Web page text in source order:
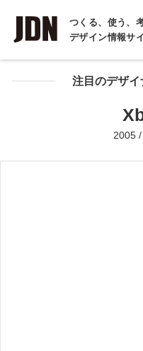
つくる、使う、
デザイン情報サ
INTERVIEW
インタビュー
REPORT
注目のデザ
2005